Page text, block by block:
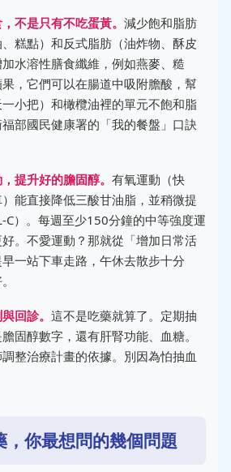
不是只有不吃蛋黃。 減少飽和脂肪
、糕點）和反式脂肪（油炸物、酥皮
水溶性膳食纖維，例如燕麥、糙
，它們可以在腸道中吸附膽酸，幫
小把）和橄欖油裡的單元不飽和脂
部國民健康署的「我的餐盤」口訣
提升好的膽固醇。 有氧運動（快
能直接降低三酸甘油脂，並稍微提
C）。每週至少150分鐘的中等強度運
。不愛運動？那就從「增加日常活
一站下車走路，午休去散步十分
回診。 這不是吃藥就算了。定期抽
固醇數字，還有肝腎功能、血糖。
整治療計畫的依據。別因為怕抽血
，你最想問的幾個問題